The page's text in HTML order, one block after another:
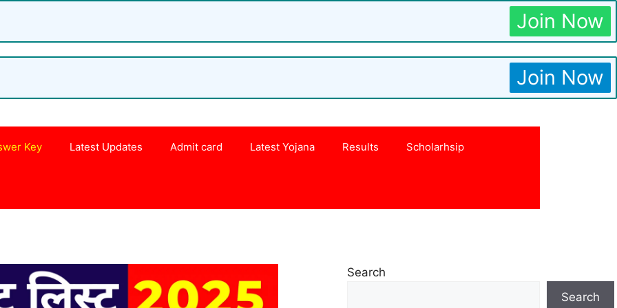
Join Now
Join Now
Key Latest Updates Admit card Latest Yojana Results Scholarhsip
Search
Search